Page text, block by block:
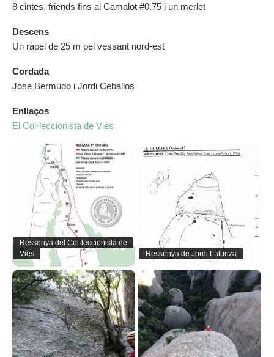
8 cintes, friends fins al Camalot #0.75 i un merlet
Descens
Un ràpel de 25 m pel vessant nord-est
Cordada
Jose Bermudo i Jordi Ceballos
Enllaços
El Col·leccionista de Vies
Ressenya del Col·leccionista de
Vies
Ressenya de Jordi Lalueza